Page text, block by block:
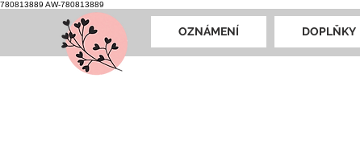
780813889 AW-780813889
OZNÁMENÍ DOPLŇKY